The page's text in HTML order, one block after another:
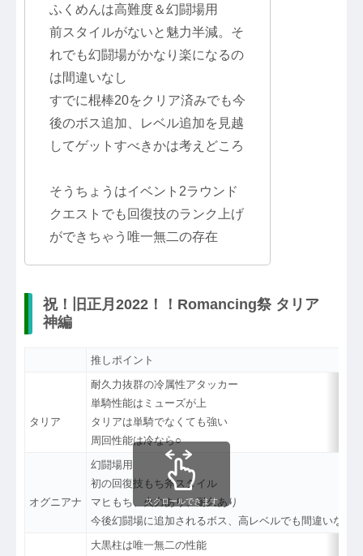
ふくめんは高難度＆幻闘場用
前スタイルがないと魅力半減。そ
れでも幻闘場がかなり楽になるの
は間違いなし
すでに棍棒20をクリア済みでも今
後のボス追加、レベル追加を見越
してゲットすべきかは考えどころ
そうちょうはイベント2ラウンド
クエストでも回復技のランク上げ
ができちゃう唯一無二の存在
祝！旧正月2022！！Romancing祭 タリア
神編
推しポイント
タリア
耐久力抜群の冷属性アタッカー
単騎性能はミューズが上
タリアは単騎でなくても強い
周回性能は冷なら○
オグニアナ
幻闘場用
初の回復技もち斧スタイル
マヒもち、火力あり、耐久あり
今後幻闘場に追加されるボス、高レベルでも間違いなく
大黒柱は唯一無二の性能
スクロールできます